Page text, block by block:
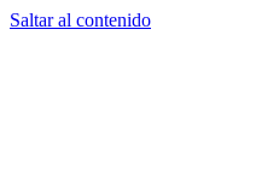
Saltar al contenido